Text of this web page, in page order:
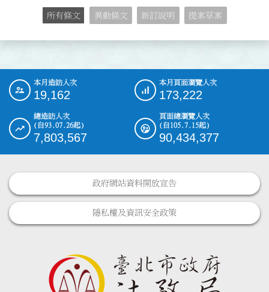
所有條文 異動條文 新訂說明 提案草案
::: 本月造訪人次
19,162
本月頁面瀏覽人次
173,222
總造訪人次
(自93.07.26起)
7,803,567
頁面總瀏覽人次
(自105.7.15起)
90,434,377
政府網站資料開放宣告
隱私權及資訊安全政策